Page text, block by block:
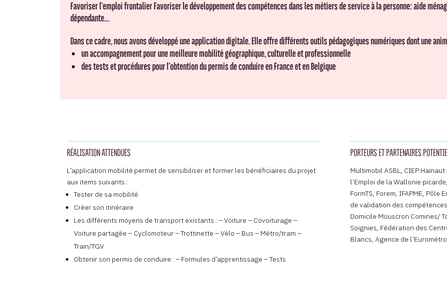
Favoriser l’emploi frontalier Favoriser le développement des compétences dans les métiers de service à la personne: aide
dépendante…
Dans ce cadre, nous avons développé une application digitale. Elle offre différents outils pédagogiques numériques dont une
un accompagnement pour une meilleure mobilité géographique, culturelle et professionnelle
des tests et procédures pour l’obtention du permis de conduire en France et en Belgique
RÉALISATION ATTENDUES
L’application mobilité permet de sensibiliser et former les bénéficiaires du projet
aux items suivants :
Tester de sa mobilité
Créer son itinéraire
Les différents moyens de transport existants : – Voiture – Covoiturage –
Voiture partagée – Cyclomoteur – Trottinette – Vélo – Bus – Métro/tram –
Train/TGV
Obtenir son permis de conduire : – Formules d’apprentissage – Tests
PORTEURS ET PARTENAIRES
Multimobil ASBL, CIEP
l’Emploi de la Wallonie
FormTS, Forem, IFAPME, Pôle
de validation des
Domicile Mouscron Comines/
Soignies, Fédération des
Blancs, Agence de